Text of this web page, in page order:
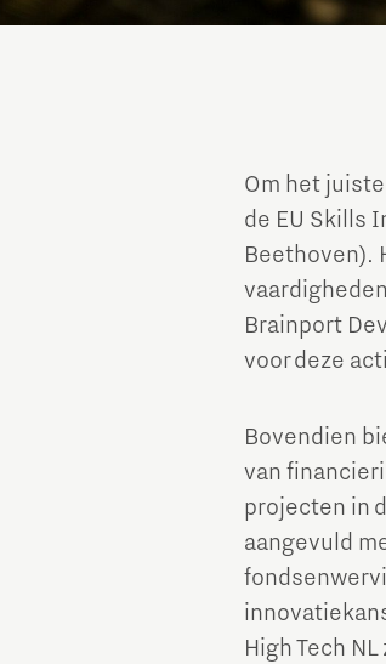
Om het
de EU Skills
Beethoven).
Brainport
voor deze
Bovendien
van
projecten in
aangevuld
High Tech